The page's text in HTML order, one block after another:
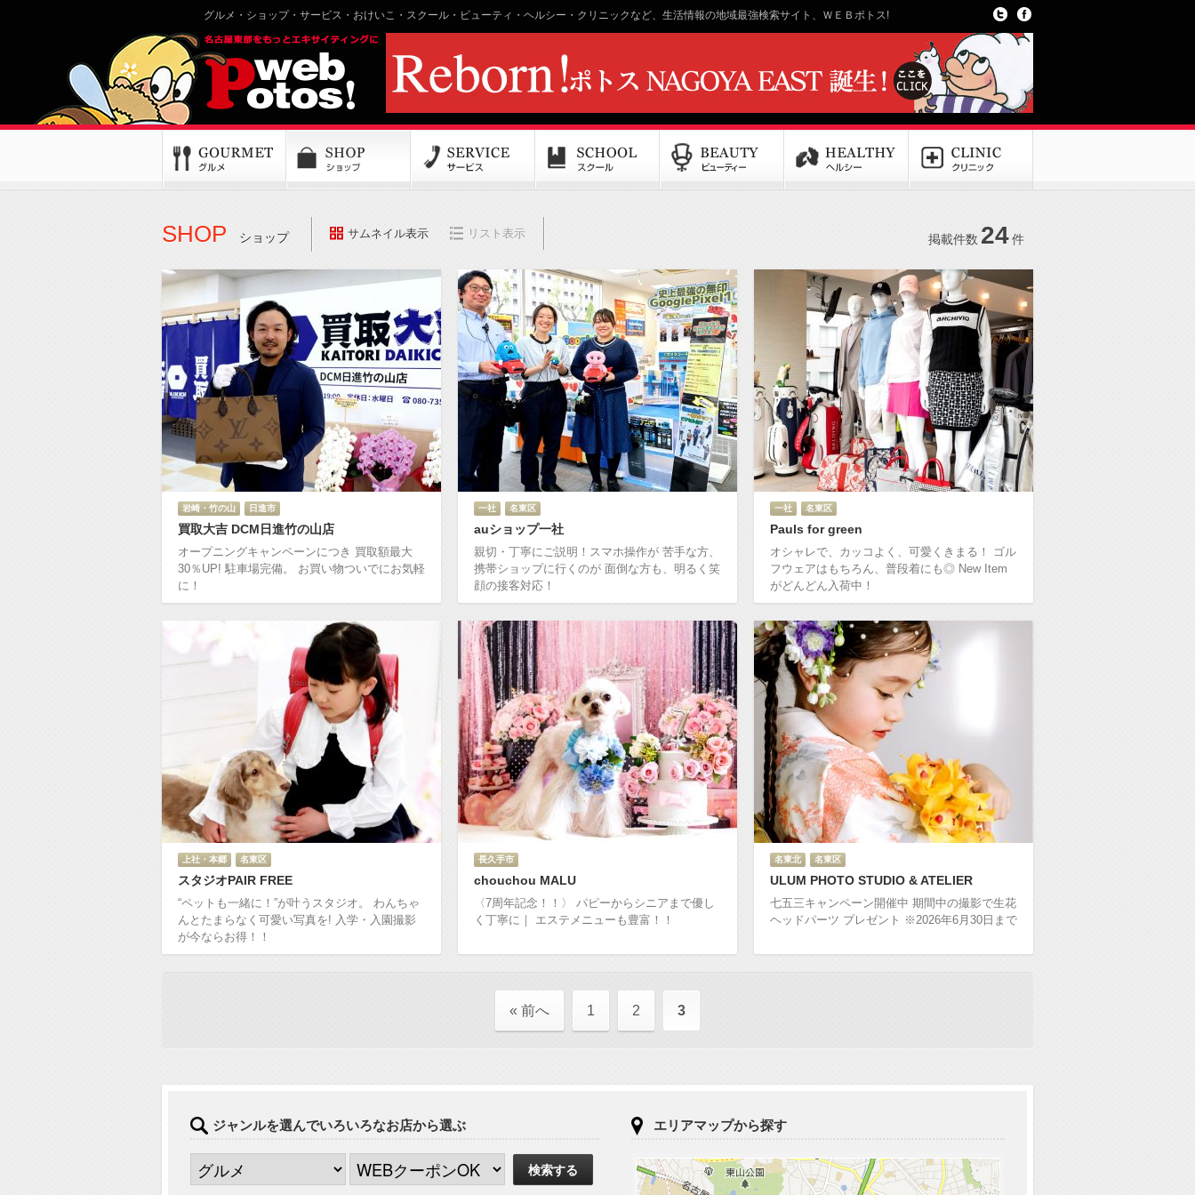
グルメ・ショップ・サービス・おけいこ・スクール・ビューティ・ヘルシー・クリニックなど、生活情報の地域最強検索サイト、ＷＥＢポトス!
SHOP ショップ サムネイル表示 リスト表示 掲載件数 24件
岩崎・竹の山 日進市
買取大吉 DCM日進竹の山店
オープニングキャンペーンにつき 買取額最大
30％UP! 駐車場完備。 お買い物ついでにお気軽
に！
一社 名東区
auショップ一社
親切・丁寧にご説明！スマホ操作が 苦手な方、
携帯ショップに行くのが 面倒な方も、明るく笑
顔の接客対応！
一社 名東区
Pauls for green
オシャレで、カッコよく、可愛くきまる！ ゴル
フウェアはもちろん、普段着にも◎ New Item
がどんどん入荷中！
上社・本郷 名東区
スタジオPAIR FREE
“ペットも一緒に！”が叶うスタジオ。 わんちゃ
んとたまらなく可愛い写真を! 入学・入園撮影
が今ならお得！！
長久手市
chouchou MALU
〈7周年記念！！〉 パピーからシニアまで優し
く丁寧に｜ エステメニューも豊富！！
名東北 名東区
ULUM PHOTO STUDIO & ATELIER
七五三キャンペーン開催中 期間中の撮影で生花
ヘッドパーツ プレゼント ※2026年6月30日まで
« 前へ 1 2 3
ジャンルを選んでいろいろなお店から選ぶ エリアマップから探す